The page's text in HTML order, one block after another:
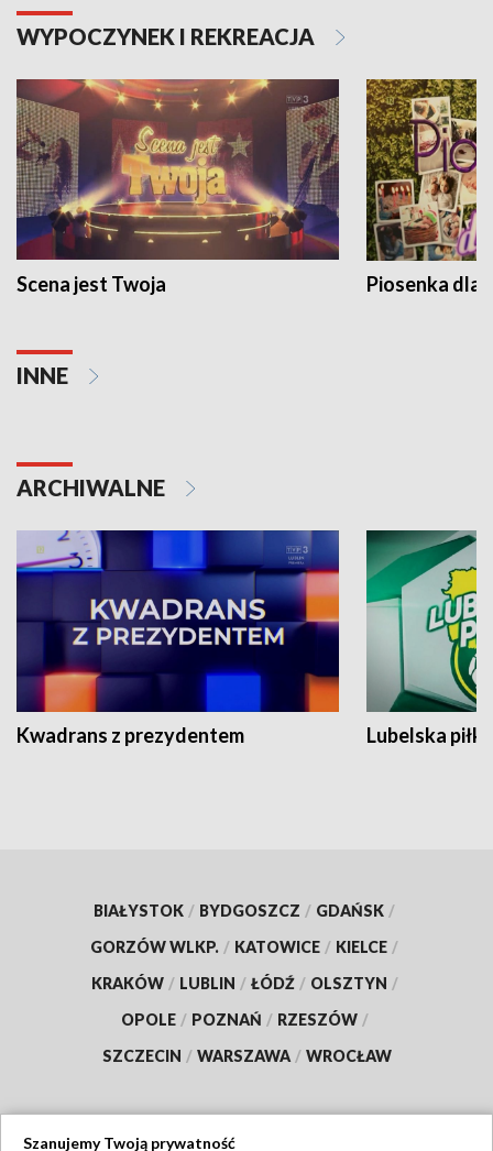
WYPOCZYNEK I REKREACJA
Scena jest Twoja Piosenka dla
INNE
ARCHIWALNE
Kwadrans z prezydentem Lubelska piłka
BIAŁYSTOK / BYDGOSZCZ / GDAŃSK /
GORZÓW WLKP. / KATOWICE / KIELCE /
KRAKÓW / LUBLIN / ŁÓDŹ / OLSZTYN /
OPOLE / POZNAŃ / RZESZÓW /
SZCZECIN / WARSZAWA / WROCŁAW
Szanujemy Twoją prywatność